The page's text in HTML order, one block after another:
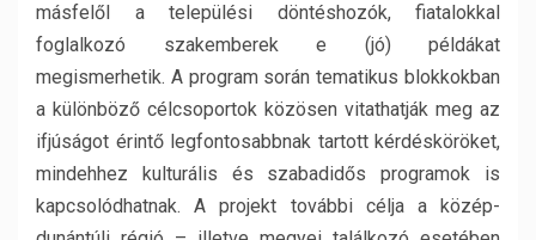
másfelől a települési döntéshozók, fiatalokkal
foglalkozó szakemberek e (jó) példákat
megismerhetik. A program során tematikus blokkokban
a különböző célcsoportok közösen vitathatják meg az
ifjúságot érintő legfontosabbnak tartott kérdésköröket,
mindehhez kulturális és szabadidős programok is
kapcsolódhatnak. A projekt további célja a közép-